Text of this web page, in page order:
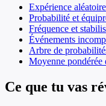
Expérience
Probabilité et
Fréquence et
Événements
Arbre de
Moyenne pondérée
Ce que tu vas